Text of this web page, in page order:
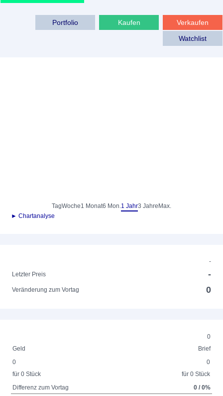
Verkaufen
Kaufen
Portfolio
Watchlist
TagWoche1 Monat6 Mon.1 Jahr3 Jahre Max.
► Chartanalyse
-
Letzter Preis
-
Veränderung zum Vortag 0
0
Geld
Brief
0
für 0 Stück
0
für 0 Stück
Differenz zum Vortag
0 / 0%